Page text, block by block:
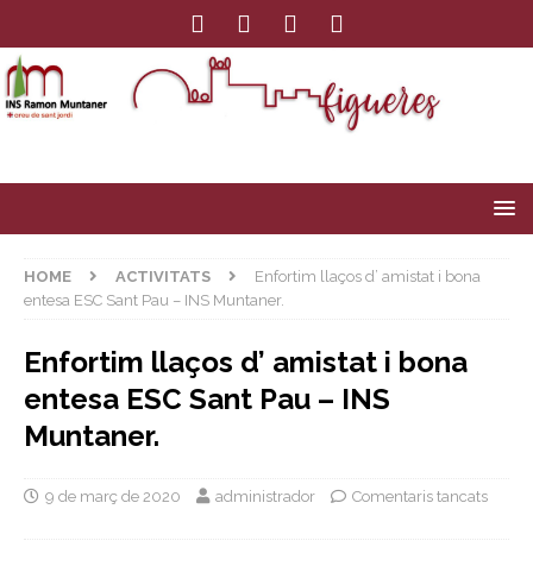
HOME ACTIVITATS
Enfortim llaços d’ amistat i bona
entesa ESC Sant Pau – INS Muntaner.
Enfortim llaços d’ amistat i bona
entesa ESC Sant Pau – INS
Muntaner.
9 de març de 2020 administrador Comentaris tancats